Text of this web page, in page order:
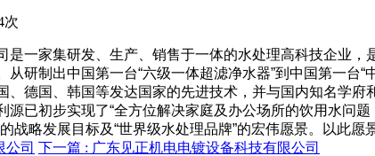
次
家集研发、生产、销售于一体的水处理高科技企业，
研制出中国第一台“六级一体超滤净水器”到中国第一台
、德国、韩国等发达国家的先进技术，并与国内知名学
源已初步实现了“全方位解决家庭及办公场所的饮用水问
战略发展目标及“世界级水处理品牌”的宏伟愿景。以此
公司 下一篇 : 广东见正机电电镀设备科技有限公司